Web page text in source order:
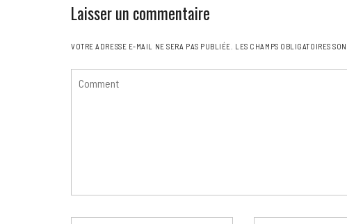
Laisser un commentaire
VOTRE ADRESSE E-MAIL NE SERA PAS PUBLIÉE. LES CHAMPS OBLIGATOIRES